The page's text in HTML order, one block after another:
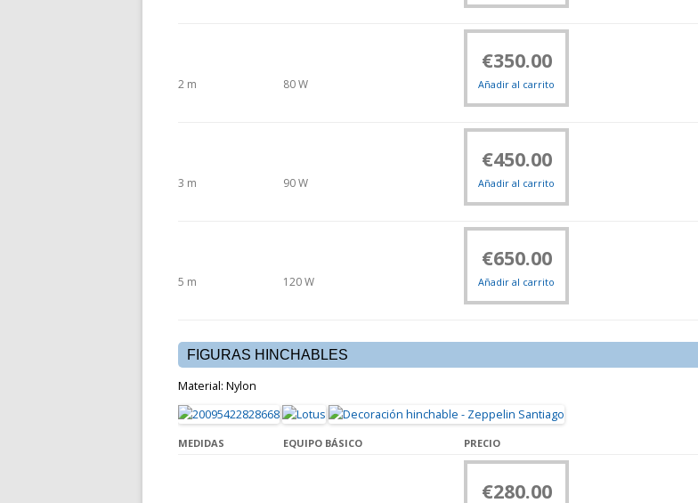
2 m 80 W
€350.00
Añadir al carrito
3 m 90 W
€450.00
Añadir al carrito
5 m 120 W
€650.00
Añadir al carrito
FIGURAS HINCHABLES
Material: Nylon
MEDIDAS EQUIPO BÁSICO PRECIO
€280.00